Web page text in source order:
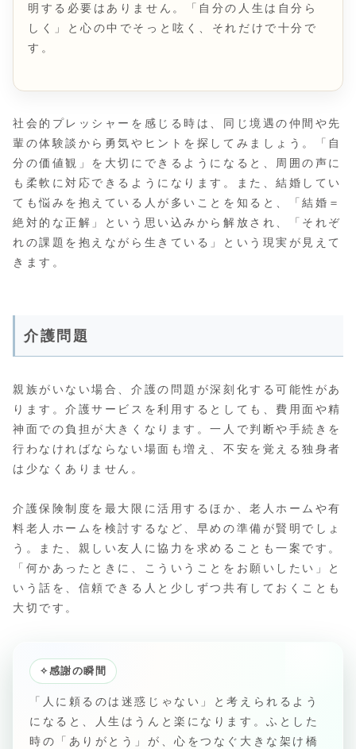
明する必要はありません。「自分の人生は自分ら
しく」と心の中でそっと呟く、それだけで十分で
す。
社会的プレッシャーを感じる時は、同じ境遇の仲間や先
輩の体験談から勇気やヒントを探してみましょう。「自
分の価値観」を大切にできるようになると、周囲の声に
も柔軟に対応できるようになります。また、結婚してい
ても悩みを抱えている人が多いことを知ると、「結婚＝
絶対的な正解」という思い込みから解放され、「それぞ
れの課題を抱えながら生きている」という現実が見えて
きます。
介護問題
親族がいない場合、介護の問題が深刻化する可能性があ
ります。介護サービスを利用するとしても、費用面や精
神面での負担が大きくなります。一人で判断や手続きを
行わなければならない場面も増え、不安を覚える独身者
は少なくありません。
介護保険制度を最大限に活用するほか、老人ホームや有
料老人ホームを検討するなど、早めの準備が賢明でしょ
う。また、親しい友人に協力を求めることも一案です。
「何かあったときに、こういうことをお願いしたい」と
いう話を、信頼できる人と少しずつ共有しておくことも
大切です。
✧感謝の瞬間
「人に頼るのは迷惑じゃない」と考えられるよう
になると、人生はうんと楽になります。ふとした
時の「ありがとう」が、心をつなぐ大きな架け橋